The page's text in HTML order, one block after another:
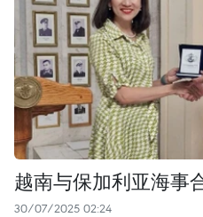
越南与保加利亚海事
30/07/2025 02:24